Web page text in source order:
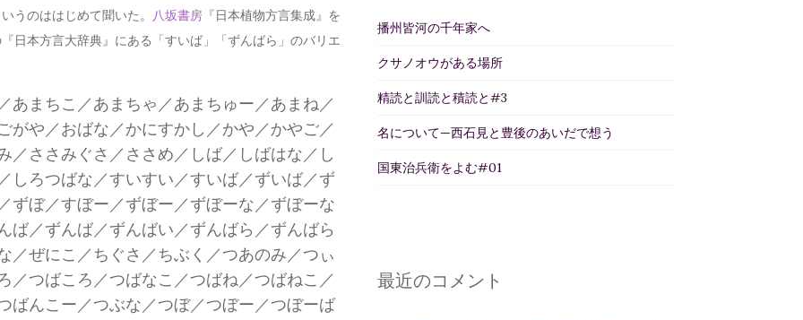
のははじめて聞いた。 八坂書房 『日本植物方言集成』を
日本方言大辞典』にある「すいば」「ずんばら」のバリエ
あまちこ／あまちゃ／あまちゅー／あまね／
がや／おばな／かにすかし／かや／かやご／
／ささみぐさ／ささめ／しば／しばはな／し
しろつばな／すいすい／すいば／ずいば／ず
ずぼ／すぼー／ずぼー／ずぼーな／ずぼーな
ば／ずんば／ずんばい／ずんばら／ずんばら
／ぜにこ／ちぐさ／ちぶく／つあのみ／つぃ
／つばころ／つばなこ／つばね／つばねこ／
ばんこー／つぶな／つぼ／つぼー／つぼーば
播州皆河の千年家へ
クサノオウがある場所
精読と訓読と積読と#3
名について—西石見と豊後のあいだで想う
国東治兵衛をよむ#01
最近のコメント